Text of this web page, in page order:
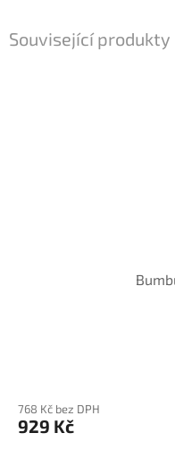
Související produkty
768 Kč bez DPH
929 Kč